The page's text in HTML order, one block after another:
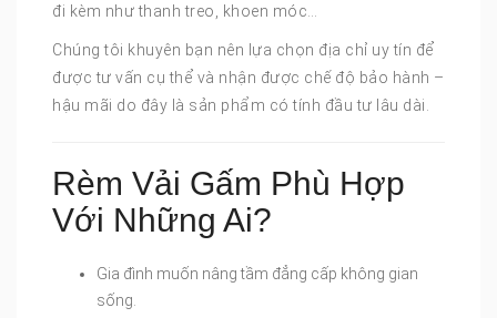
đi kèm như thanh treo, khoen móc…
Chúng tôi khuyên bạn nên lựa chọn địa chỉ uy tín để
được tư vấn cụ thể và nhận được chế độ bảo hành –
hậu mãi do đây là sản phẩm có tính đầu tư lâu dài.
Rèm Vải Gấm Phù Hợp
Với Những Ai?
Gia đình muốn nâng tầm đẳng cấp không gian
sống.